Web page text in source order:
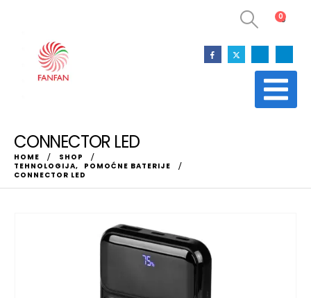
00
CONNECTOR LED
HOME
SHOP
TEHNOLOGIJA,
POMOĆNE BATERIJE
CONNECTOR LED